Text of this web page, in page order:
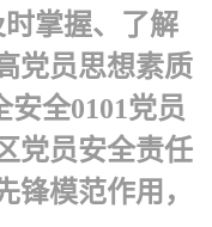
掌握、了解
党员思想素质
全0101党员
党员安全责任
模范作用，